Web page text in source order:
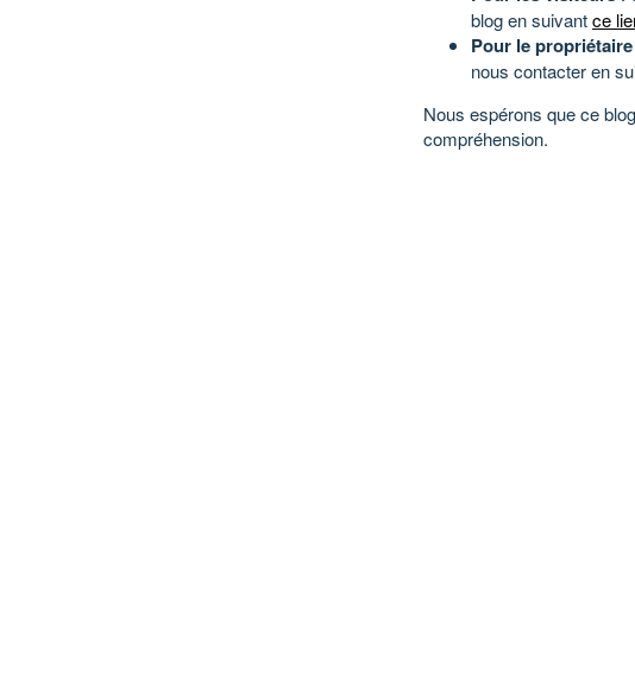
blog en suivantce
Pour le propriétaire
nous contacter en
Nous espérons que ce
compréhension.